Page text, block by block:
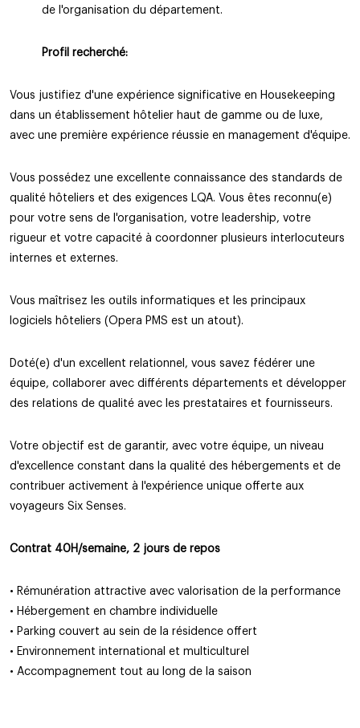
de l'organisation du département.
Profil recherché:
Vous justifiez d'une expérience significative en Housekeeping
dans un établissement hôtelier haut de gamme ou de luxe,
avec une première expérience réussie en management d'équipe.
Vous possédez une excellente connaissance des standards de
qualité hôteliers et des exigences LQA. Vous êtes reconnu(e)
pour votre sens de l'organisation, votre leadership, votre
rigueur et votre capacité à coordonner plusieurs interlocuteurs
internes et externes.
Vous maîtrisez les outils informatiques et les principaux
logiciels hôteliers (Opera PMS est un atout).
Doté(e) d'un excellent relationnel, vous savez fédérer une
équipe, collaborer avec différents départements et développer
des relations de qualité avec les prestataires et fournisseurs.
Votre objectif est de garantir, avec votre équipe, un niveau
d'excellence constant dans la qualité des hébergements et de
contribuer activement à l'expérience unique offerte aux
voyageurs Six Senses.
Contrat 40H/semaine, 2 jours de repos
• Rémunération attractive avec valorisation de la performance
• Hébergement en chambre individuelle
• Parking couvert au sein de la résidence offert
• Environnement international et multiculturel
• Accompagnement tout au long de la saison